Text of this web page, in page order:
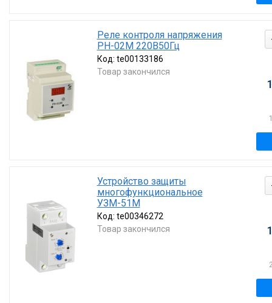
Реле контроля напряжения
РН-02М 220В50Гц
Код: te00133186
Товар закончился
Устройство защиты
многофункциональное
УЗМ-51М
Код: te00346272
Товар закончился